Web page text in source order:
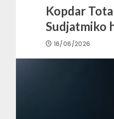
Kopdar
Sudjatmiko
16/06/2026